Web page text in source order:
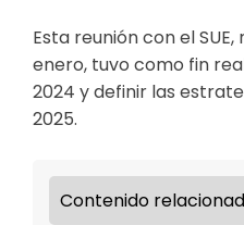
Esta reunión con el
enero, tuvo como fin
2024 y definir las
2025.
Contenido